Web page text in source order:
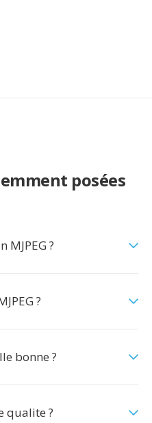
posées
?
?
bonne ?
qualite ?